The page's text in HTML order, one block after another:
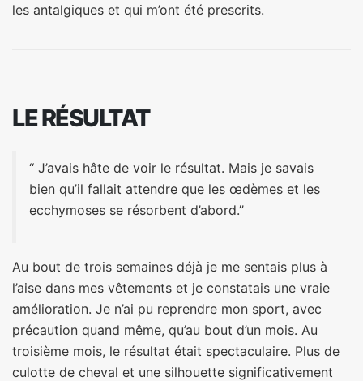
les antalgiques et qui m’ont été prescrits.
LE RÉSULTAT
‘‘ J’avais hâte de voir le résultat. Mais je savais
bien qu’il fallait attendre que les œdèmes et les
ecchymoses se résorbent d’abord.’’
Au bout de trois semaines déjà je me sentais plus à
l’aise dans mes vêtements et je constatais une vraie
amélioration. Je n’ai pu reprendre mon sport, avec
précaution quand même, qu’au bout d’un mois. Au
troisième mois, le résultat était spectaculaire. Plus de
culotte de cheval et une silhouette significativement